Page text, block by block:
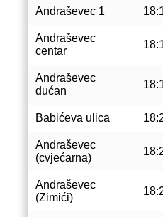
Andraševec 1
Andraševec
centar
Andraševec
dućan
Babićeva ulica
Andraševec
(cvjećarna)
Andraševec
(Zimići)